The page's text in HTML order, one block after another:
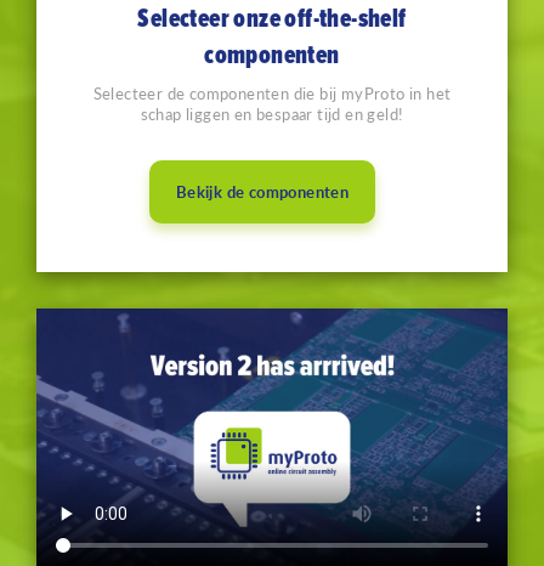
Selecteer onze off-the-shelf
componenten
Selecteer de componenten die bij myProto in het
schap liggen en bespaar tijd en geld!
Bekijk de componenten